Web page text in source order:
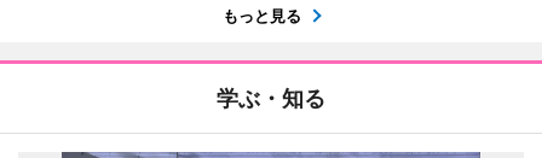
もっと見る
学ぶ・知る